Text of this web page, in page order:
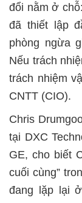
đổi nằm ở
đã thiết lập
phòng ngừa
Nếu trách
trách nhiệm
CNTT (CIO).
Chris
tại DXC
GE, cho biết
cuối cùng”
đang lặp lại